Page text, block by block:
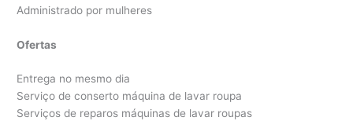
Administrado por mulheres
Ofertas
Entrega no mesmo dia
Serviço de conserto máquina de lavar roupa
Serviços de reparos máquinas de lavar roupas